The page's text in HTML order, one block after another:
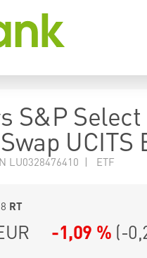
S&P Select
UCITS
LU0328476410 | ETF
RT
-1,09 % (-